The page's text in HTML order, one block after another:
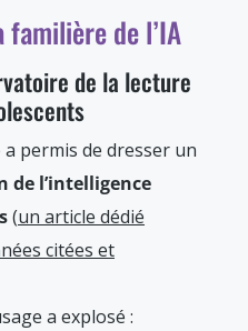
familière de l’IA
de la lecture
permis de dresser un
de l’intelligence
(un article dédié
citées et
a explosé :